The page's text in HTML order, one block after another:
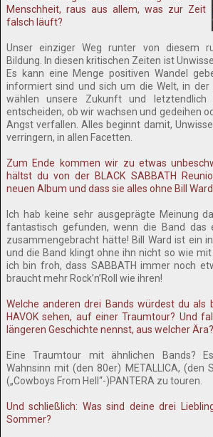
Menschheit, raus aus allem, was zur Zeit
falsch läuft?
Unser einziger Weg runter von diesem
Bildung. In diesen kritischen Zeiten ist
Es kann eine Menge positiven Wandel
informiert sind und sich um die Welt, in der
wählen unsere Zukunft und
entscheiden, ob wir wachsen und gedeihen
Angst verfallen. Alles beginnt damit,
verringern, in allen Facetten.
Zum Ende kommen wir zu etwas
hältst du von der BLACK SABBATH
neuen Album und dass sie alles ohne Bill
Ich hab keine sehr ausgeprägte Meinung
fantastisch gefunden, wenn die Band das
zusammengebracht hätte! Bill Ward ist ein
und die Band klingt ohne ihn nicht so wie
ich bin froh, dass SABBATH immer noch
braucht mehr Rock’n’Roll wie ihren!
Welche anderen drei Bands würdest du als
HAVOK sehen, auf einer Traumtour? Und
längeren Geschichte nennst, aus welcher Ära?
Eine Traumtour mit ähnlichen Bands?
Wahnsinn mit (den 80er) METALLICA, (den
(„Cowboys From Hell“-)PANTERA zu touren.
Und schließlich: Was sind deine drei
Sommer?